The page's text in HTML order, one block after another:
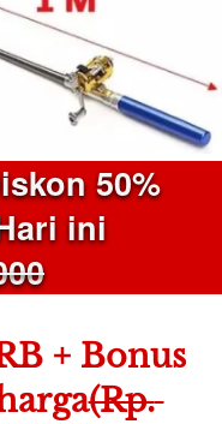
50%
ini
+ Bonus
(Rp.